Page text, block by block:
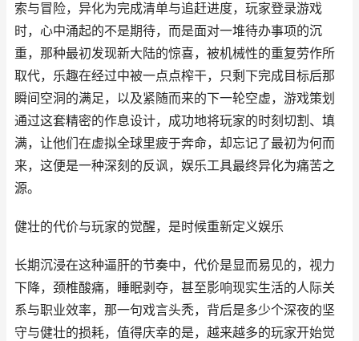
索与冒险，异化为完成清单与追赶进度，玩家登录游戏
时，心中涌起的不是期待，而是面对一堆待办事项的沉
重，那种最初发现新大陆的惊喜，被机械性的重复劳作所
取代，乐趣在经过中被一点点榨干，只剩下完成目标后那
瞬间空洞的满足，以及紧随而来的下一轮空虚，游戏策划
通过这套精密的作息设计，成功地将玩家的时刻切割、填
满，让他们在虚拟全球里疲于奔命，却忘记了最初为何而
来，这便是一种深刻的反讽，娱乐工具最终异化为痛苦之
源。
健壮的代价与玩家的觉醒，是时候重新定义娱乐
长期沉浸在这种逼肝的节奏中，代价是显而易见的，视力
下降，颈椎酸痛，睡眠剥夺，甚至影响现实生活的人际关
系与职业效率，那一句戏言头秃，背后是多少个深夜的坚
守与健壮的损耗，值得庆幸的是，越来越多的玩家开始觉